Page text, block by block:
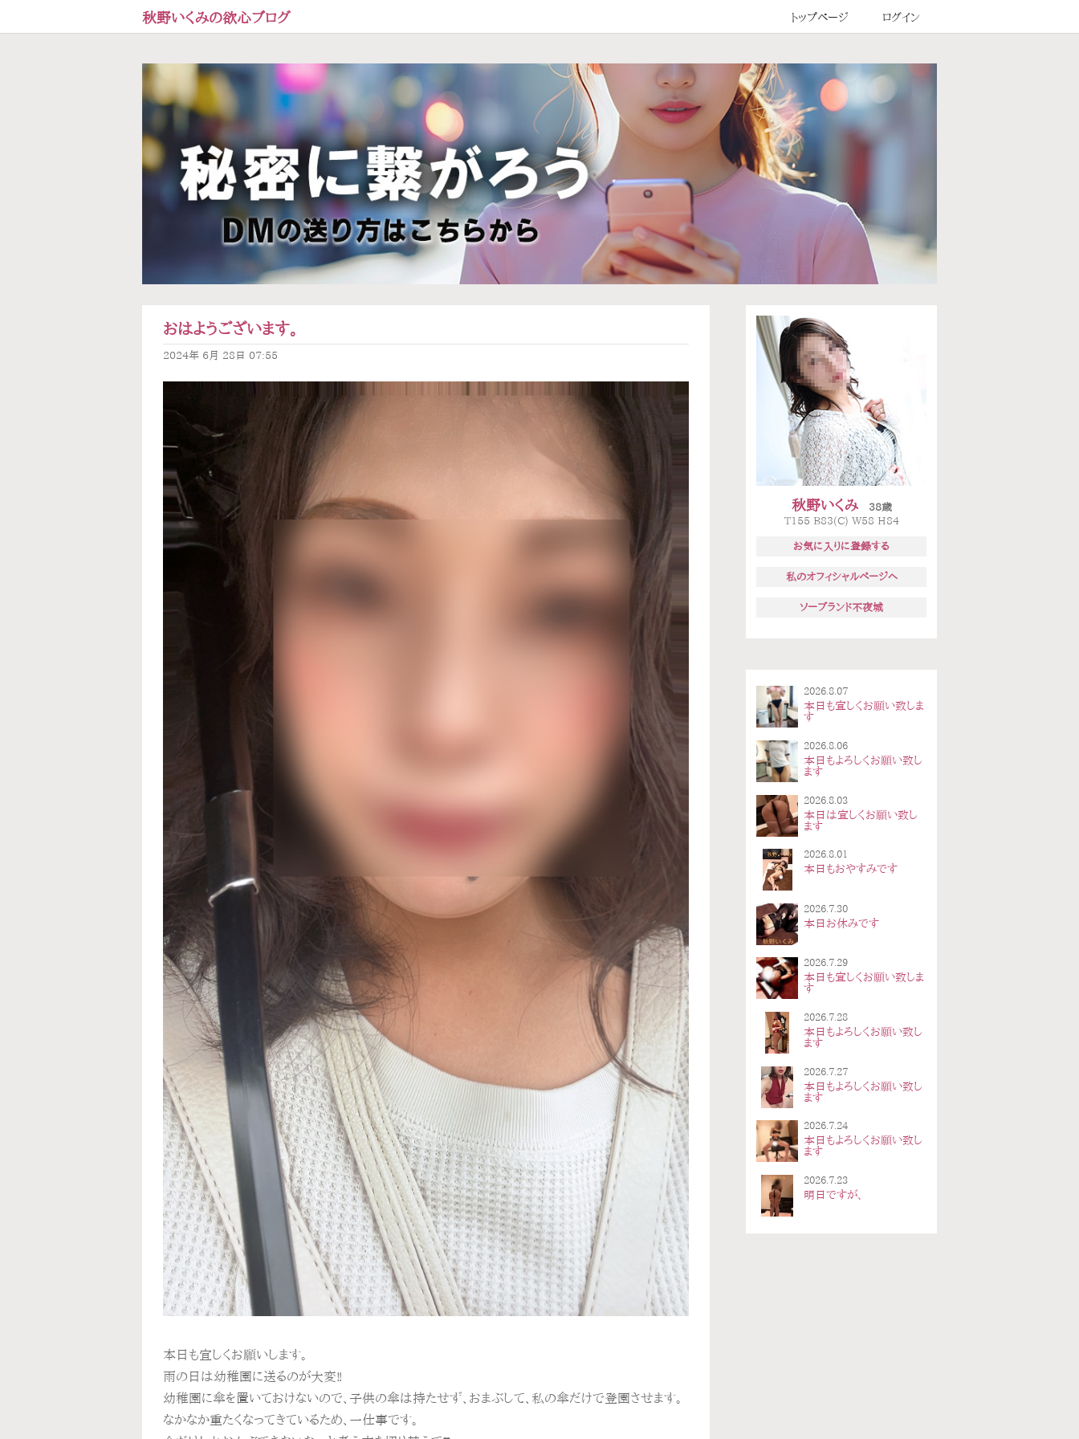
秋野いくみの欲心ブログ トップページ ログイン
おはようございます。
2024年 6月 28日 07:55
本日も宜しくお願いします。
雨の日は幼稚園に送るのが大変‼️
幼稚園に傘を置いておけないので、子供の傘は持たせず、おまぶして、私の傘だけで登園させます。
なかなか重たくなってきているため、一仕事です。
秋野いくみ
38歳
T155 B83(C) W58 H84
お気に入りに登録する
私のオフィシャルページへ
ソープランド不夜城
2026.8.07
本日も宜しくお願い致しま
す
2026.8.06
本日もよろしくお願い致し
ます
2026.8.03
本日は宜しくお願い致し
ます
2026.8.01
本日もおやすみです
2026.7.30
本日お休みです
2026.7.29
本日も宜しくお願い致しま
す
2026.7.28
本日もよろしくお願い致し
ます
2026.7.27
本日もよろしくお願い致し
ます
2026.7.24
本日もよろしくお願い致し
ます
2026.7.23
明日ですが、